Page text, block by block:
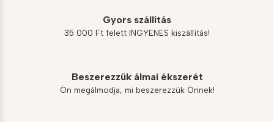
Gyors szállítás
35 000 Ft felett INGYENES kiszállítás!
Beszerezzük álmai ékszerét
Ön megálmodja, mi beszerezzük Önnek!